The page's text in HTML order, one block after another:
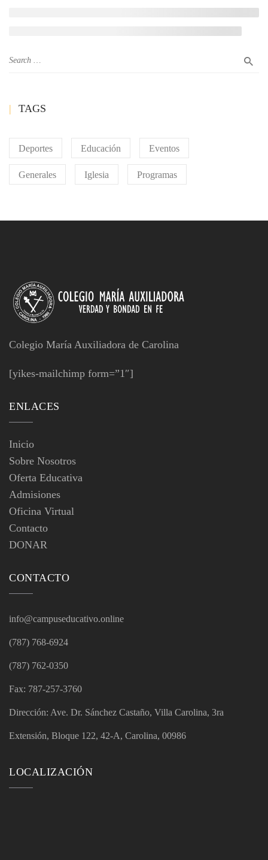
TAGS
Deportes Educación Eventos
Generales Iglesia Programas
Colegio María Auxiliadora de Carolina
[yikes-mailchimp form=”1″]
ENLACES
Inicio
Sobre Nosotros
Oferta Educativa
Admisiones
Oficina Virtual
Contacto
DONAR
CONTACTO
info@campuseducativo.online
(787) 768-6924
(787) 762-0350
Fax: 787-257-3760
Dirección: Ave. Dr. Sánchez Castaño, Villa Carolina, 3ra
Extensión, Bloque 122, 42-A, Carolina, 00986
LOCALIZACIÓN